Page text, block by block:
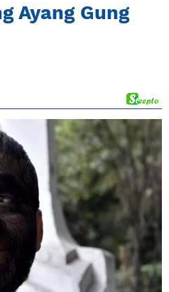
Ayang Gung